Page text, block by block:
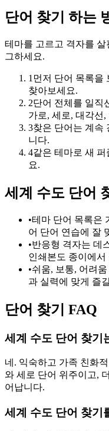
단어 찾기 하는
테마를 고르고 격자를
그하세요.
1 먼저 단어 목록을
찾아보세요.
2단어 전체를 일직
가로, 세로, 대각선
3찾은 단어는 계속
니다.
4같은 테마로 새 퍼
요.
세계 수도 단어
•테마 단어 목록은
어 단어 연습에 잘
•반응형 격자는 데
인쇄본도 종이에
•쉬움, 보통, 어려
과 실력에 맞게 즐
단어 찾기 FAQ
세계 수도 단어 찾기
네. 익숙하고 가족 친화
와 세로 단어 위주이고,
어납니다.
세계 수도 단어 찾기